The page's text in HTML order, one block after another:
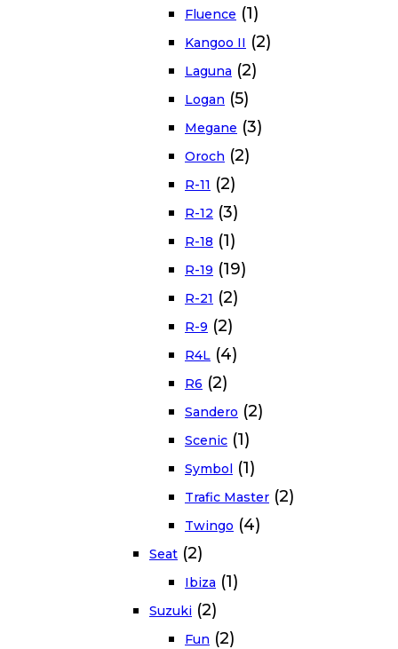
Fluence (1)
Kangoo II (2)
Laguna (2)
Logan (5)
Megane (3)
Oroch (2)
R-11 (2)
R-12 (3)
R-18 (1)
R-19 (19)
R-21 (2)
R-9 (2)
R4L (4)
R6 (2)
Sandero (2)
Scenic (1)
Symbol (1)
Trafic Master (2)
Twingo (4)
Seat (2)
Ibiza (1)
Suzuki (2)
Fun (2)